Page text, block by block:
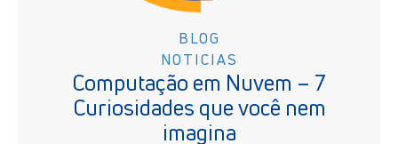
BLOG
NOTICIAS
Computação em Nuvem – 7
Curiosidades que você nem
imagina